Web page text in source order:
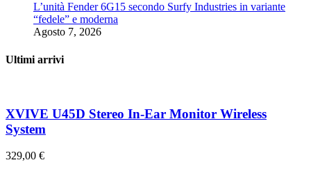
L’unità Fender 6G15 secondo Surfy Industries in variante
“fedele” e moderna
Agosto 7, 2026
Ultimi arrivi
XVIVE U45D Stereo In-Ear Monitor Wireless
System
329,00 €